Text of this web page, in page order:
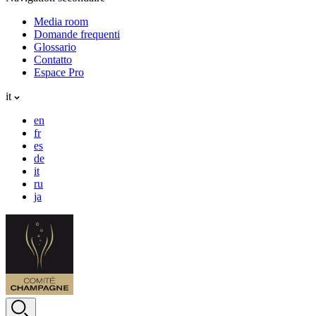
Media room
Domande frequenti
Glossario
Contatto
Espace Pro
it
en
fr
es
de
it
ru
ja